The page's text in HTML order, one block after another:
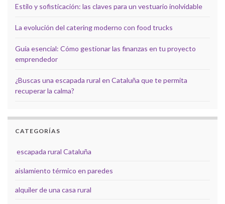
Estilo y sofisticación: las claves para un vestuario inolvidable
La evolución del catering moderno con food trucks
Guía esencial: Cómo gestionar las finanzas en tu proyecto
emprendedor
¿Buscas una escapada rural en Cataluña que te permita
recuperar la calma?
CATEGORÍAS
escapada rural Cataluña
aislamiento térmico en paredes
alquiler de una casa rural